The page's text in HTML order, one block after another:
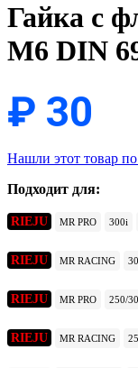
Гайка с
M6 DIN
₽ 30
Нашли этот товар
Подходит для:
RIEJU MR PRO 300i
RIEJU MR RACING
RIEJU MR PRO 250/
RIEJU MR RACING